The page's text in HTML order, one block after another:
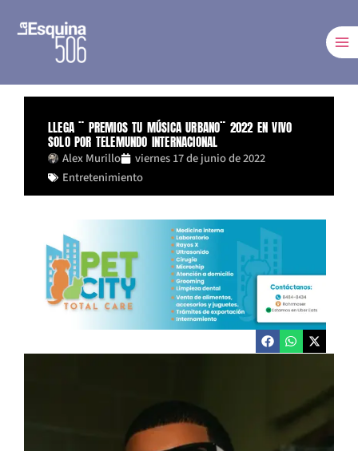
LLEGA ¨ PREMIOS TU MÚSICA URBANO¨ 2022 EN VIVO
SOLO POR TELEMUNDO INTERNACIONAL
Alex Murillo
viernes 17 de junio de 2022
Entretenimiento